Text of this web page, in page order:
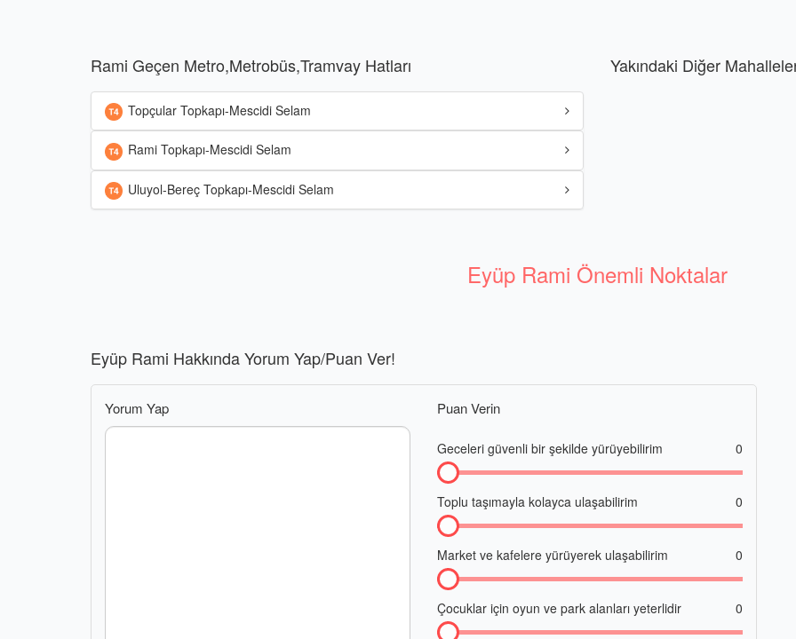
Rami Geçen Metro,Metrobüs,Tramvay Hatları
Topçular Topkapı-Mescidi Selam
Rami Topkapı-Mescidi Selam
Uluyol-Bereç Topkapı-Mescidi Selam
Yakındaki Diğer
Eyüp Rami Önemli Noktalar
Eyüp Rami Hakkında Yorum Yap/Puan Ver!
Yorum Yap Puan Verin
Geceleri güvenli bir şekilde yürüyebilirim 0
Toplu taşımayla kolayca ulaşabilirim 0
Market ve kafelere yürüyerek ulaşabilirim 0
Çocuklar için oyun ve park alanları yeterlidir 0